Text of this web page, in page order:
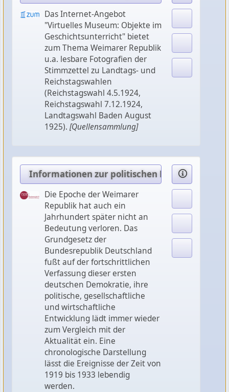
Das Internet-Angebot
"Virtuelles Museum: Objekte im
Geschichtsunterricht" bietet
zum Thema Weimarer Republik
u.a. lesbare Fotografien der
Stimmzettel zu Landtags- und
Reichstagswahlen
(Reichstagswahl 4.5.1924,
Reichstagswahl 7.12.1924,
Landtagswahl Baden August
1925). [Quellensammlung]
Informationen zur politischen Bildung Nr.
Die Epoche der Weimarer
Republik hat auch ein
Jahrhundert später nicht an
Bedeutung verloren. Das
Grundgesetz der
Bundesrepublik Deutschland
fußt auf der fortschrittlichen
Verfassung dieser ersten
deutschen Demokratie, ihre
politische, gesellschaftliche
und wirtschaftliche
Entwicklung lädt immer wieder
zum Vergleich mit der
Aktualität ein. Eine
chronologische Darstellung
lässt die Ereignisse der Zeit von
1919 bis 1933 lebendig
werden.